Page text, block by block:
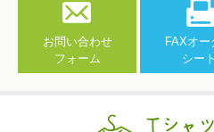
お問い合わせ
フォーム
FAXオー
シート